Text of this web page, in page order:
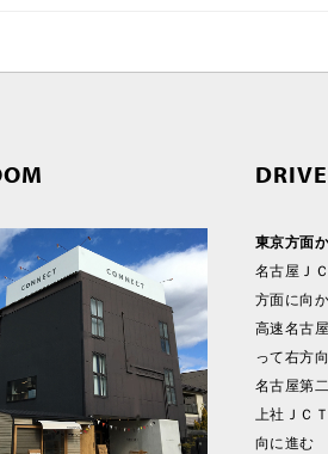
DRIVE
東京方面
名古屋Ｊ
方面に向
高速名古
って右方
名古屋第
上社ＪＣ
向に進む